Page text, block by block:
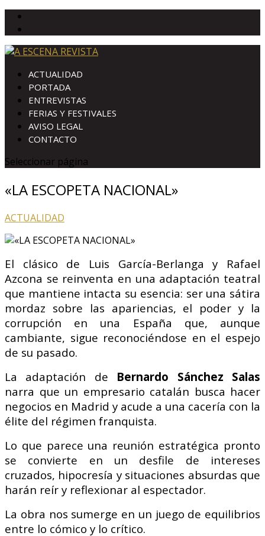
ACTUALIDAD
PORTADA
ENTREVISTAS
FERIAS Y FESTIVALES
AVISO LEGAL
CONTACTO
Seleccionar página
«LA ESCOPETA NACIONAL»
ACTUALIDAD
El clásico de Luis García-Berlanga y Rafael
Azcona se reinventa en una adaptación teatral
que mantiene intacta su esencia: ser una sátira
mordaz sobre las apariencias, el poder y la
corrupción en una España que, aunque
cambiante, sigue reconociéndose en el espejo
de su pasado.
La adaptación de Bernardo Sánchez Salas
narra que un empresario catalán busca hacer
negocios en Madrid y acude a una cacería con la
élite del régimen franquista.
Lo que parece una reunión estratégica pronto
se convierte en un desfile de intereses
cruzados, hipocresía y situaciones absurdas que
harán reír y reflexionar al espectador.
La obra nos sumerge en un juego de equilibrios
entre lo cómico y lo crítico.